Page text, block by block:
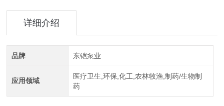
详细介绍
品牌 东铠泵业
应用领域
医疗卫生,环保,化工,农林牧渔,制药/生物制
药